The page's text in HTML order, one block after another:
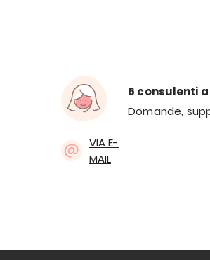
6 consulenti
Domande,
VIA E-
MAIL